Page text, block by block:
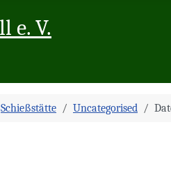
Schießstätte Uncategorised